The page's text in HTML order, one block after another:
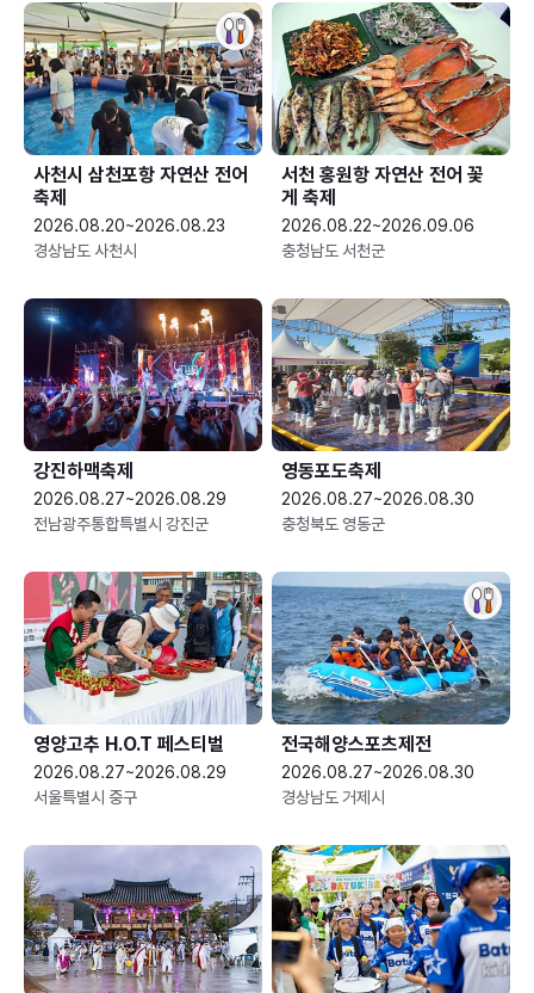
사천시 삼천포항 자연산 전어
축제
2026.08.20~2026.08.23
경상남도 사천시
서천 홍원항 자연산 전어 꽃
게 축제
2026.08.22~2026.09.06
충청남도 서천군
강진하맥축제
2026.08.27~2026.08.29
전남광주통합특별시 강진군
영동포도축제
2026.08.27~2026.08.30
충청북도 영동군
영양고추 H.O.T 페스티벌
2026.08.27~2026.08.29
서울특별시 중구
전국해양스포츠제전
2026.08.27~2026.08.30
경상남도 거제시